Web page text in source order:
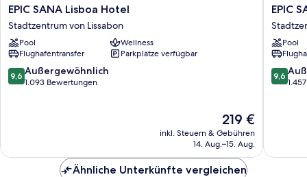
EPIC
SANA
Lisboa
Hotel
Stadtzentrum
von
Lissabon
EPIC SANA Lisboa Hotel
Stadtzentrum von Lissabon
Pool
Wellness
Flughafentransfer
Parkplätze verfügbar
9.6
von
9,6 Außergewöhnlich
1.093 Bewertungen
Der
Preis
beträgt
219 €
inkl. Steuern & Gebühren
14. Aug.–15. Aug.
EPIC
SANA
Hotel
von
Lissabon
EPIC
Pool
9.6
von
9,6
Ähnliche Unterkünfte vergleichen